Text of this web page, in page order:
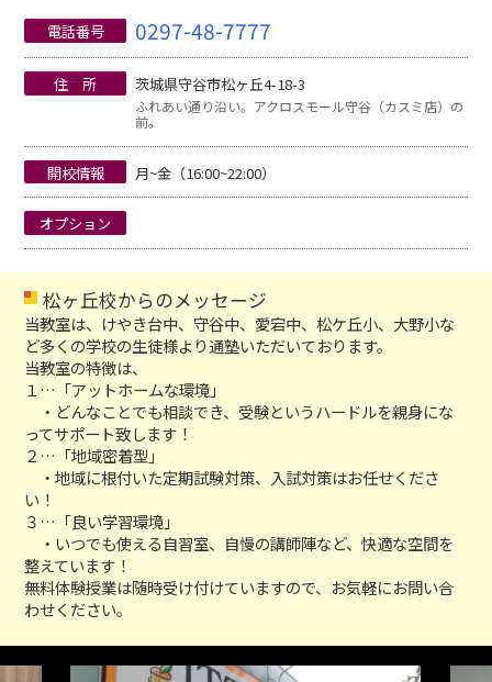
電話番号 0297-48-7777
住 所 茨城県守谷市松ヶ丘4-18-3
ふれあい通り沿い。アクロスモール守谷（カスミ店）の
前。
開校情報 月~金（16:00~22:00）
オプション
松ヶ丘校からのメッセージ
当教室は、けやき台中、守谷中、愛宕中、松ケ丘小、大野小な
ど多くの学校の生徒様より通塾いただいております。
当教室の特徴は、
１…「アットホームな環境」
・どんなことでも相談でき、受験というハードルを親身にな
ってサポート致します！
２…「地域密着型」
・地域に根付いた定期試験対策、入試対策はお任せくださ
い！
３…「良い学習環境」
・いつでも使える自習室、自慢の講師陣など、快適な空間を
整えています！
無料体験授業は随時受け付けていますので、お気軽にお問い合
わせください。